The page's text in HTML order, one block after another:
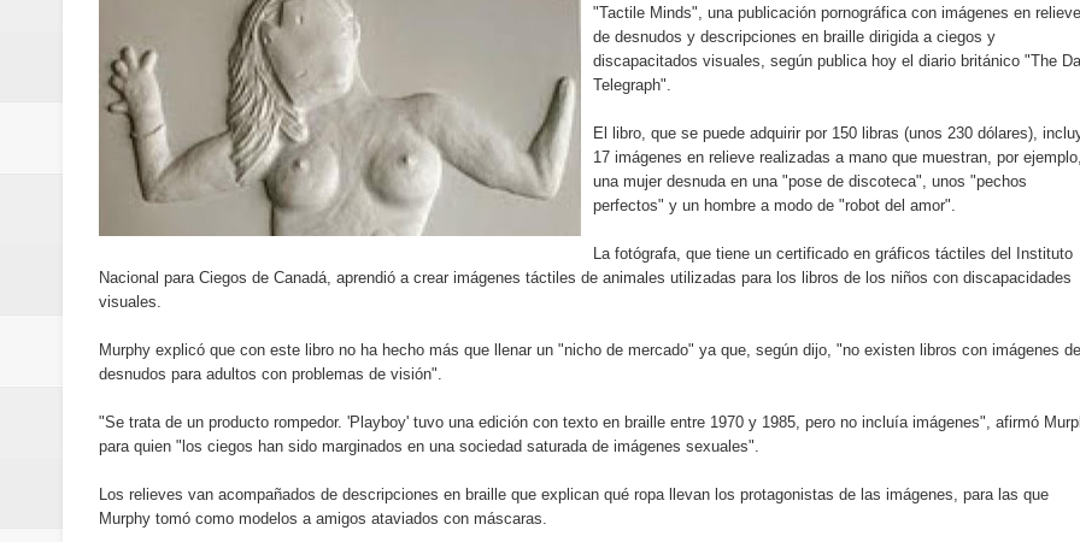
de los Centroamericanos y del Caribe
Oscar Abreu cuestiona la interrupción del Premio Nacional de Artes Visuales
Embajada dominicana en Francia y Banreservas lanzan convocatoria para residencias artísticas
Pavel Núñez y su Bipolarband deslumbran con una noche de fusiones e invitados de lujo en el
Banreservas y Banco Popular abordan retos y oportunidades del sistema financiero nacional
“Los Rechazados 2” llega a los cines impulsada por la franquicia dominicana más taquillera del
Designan a Angelina Biviana Riveiro como vicepresidenta ejecutiva de Fiduciaria Reservas
Banreservas destina RD$5,000 millones para emprendedoras en la segunda edición del Summit
Sexappeal celebra 25 años de trayectoria artística con nuevo álbum, renovación de su equipo y
"Tactile Minds", una publicación pornográfica con imágenes en relieve
de desnudos y descripciones en braille dirigida a ciegos y
discapacitados visuales, según publica hoy el diario británico "The
Telegraph".
El libro, que se puede adquirir por 150 libras (unos 230 dólares),
17 imágenes en relieve realizadas a mano que muestran, por
una mujer desnuda en una "pose de discoteca", unos "pechos
perfectos" y un hombre a modo de "robot del amor".
La fotógrafa, que tiene un certificado en gráficos táctiles del Instituto
Nacional para Ciegos de Canadá, aprendió a crear imágenes táctiles de animales utilizadas para los libros de los niños con discapacidades
visuales.
Murphy explicó que con este libro no ha hecho más que llenar un "nicho de mercado" ya que, según dijo, "no existen libros con imágenes de
desnudos para adultos con problemas de visión".
"Se trata de un producto rompedor. 'Playboy' tuvo una edición con texto en braille entre 1970 y 1985, pero no incluía imágenes", afirmó
para quien "los ciegos han sido marginados en una sociedad saturada de imágenes sexuales".
Los relieves van acompañados de descripciones en braille que explican qué ropa llevan los protagonistas de las imágenes, para las que
Murphy tomó como modelos a amigos ataviados con máscaras.